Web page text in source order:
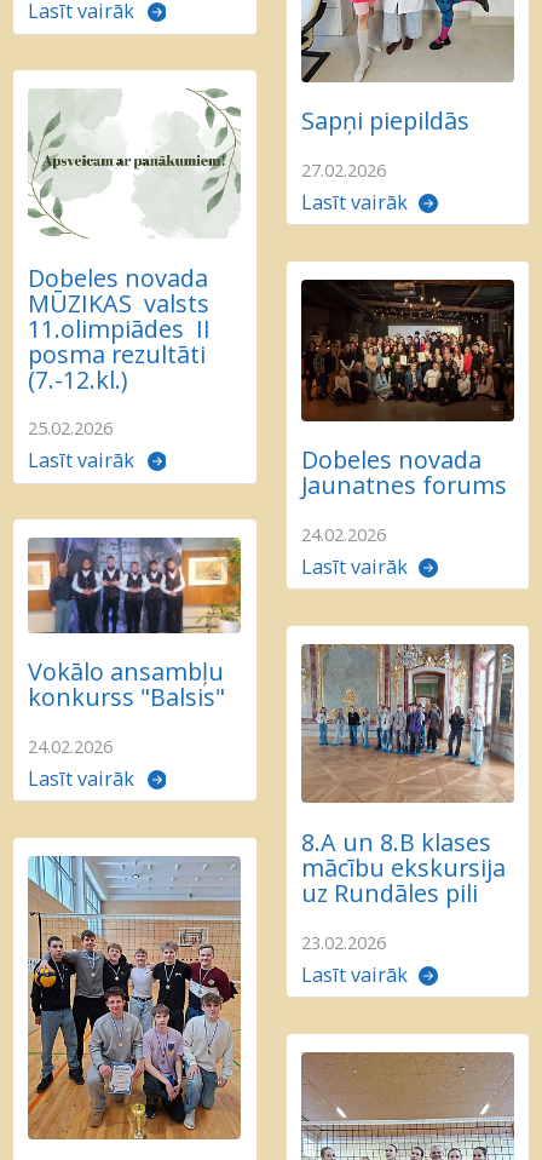
Lasīt vairāk
Sapņi piepildās
27.02.2026
Lasīt vairāk
Dobeles novada
MŪZIKAS valsts
11.olimpiādes II
posma rezultāti
(7.-12.kl.)
25.02.2026
Lasīt vairāk Dobeles novada
Jaunatnes forums
24.02.2026
Lasīt vairāk
Vokālo ansambļu
konkurss "Balsis"
24.02.2026
Lasīt vairāk
8.A un 8.B klases
mācību ekskursija
uz Rundāles pili
23.02.2026
Lasīt vairāk